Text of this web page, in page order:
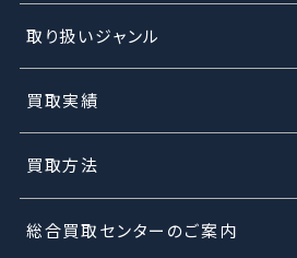
取り扱いジャンル
買取実績
買取方法
総合買取センターのご案内